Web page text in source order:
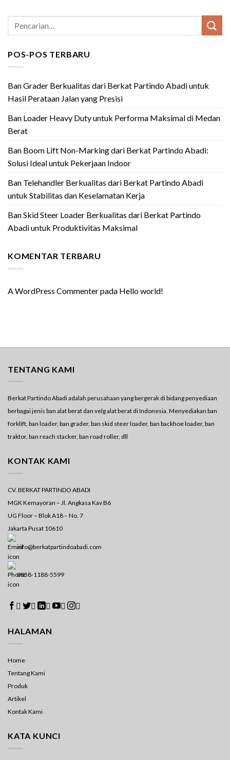
POS-POS TERBARU
Ban Grader Berkualitas dari Berkat Partindo Abadi untuk
Hasil Perataan Jalan yang Presisi
Ban Loader Heavy Duty untuk Performa Maksimal di Medan
Berat
Ban Boom Lift Non-Marking dari Berkat Partindo Abadi:
Solusi Ideal untuk Pekerjaan Indoor
Ban Telehandler Berkualitas dari Berkat Partindo Abadi
untuk Stabilitas dan Keselamatan Kerja
Ban Skid Steer Loader Berkualitas dari Berkat Partindo
Abadi untuk Produktivitas Maksimal
KOMENTAR TERBARU
A WordPress Commenterpada Hello world!
TENTANG KAMI
Berkat Partindo Abadi adalah perusahaan yang bergerak di bidang penyediaan
berbagai jenis ban alat berat dan velg alat berat di Indonesia. Menyediakan ban
forklift, ban loader, ban grader, ban skid steer loader, ban backhoe loader, ban
traktor, ban reach stacker, ban road roller, dll
KONTAK KAMI
CV. BERKAT PARTINDO ABADI
MGK Kemayoran – Jl. Angkasa Kav B6
UG Floor – Blok A18 – No. 7
Jakarta Pusat 10610
info@berkatpartindoabadi.com
0858-1188-5599
    
HALAMAN
Home
Tentang Kami
Produk
Artikel
Kontak Kami
KATA KUNCI